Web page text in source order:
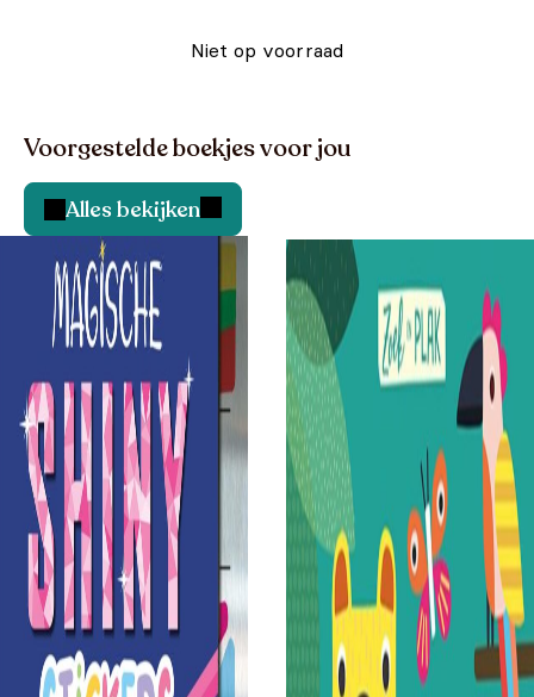
Niet op voorraad
Voorgestelde boekjes voor jou
Alles bekijken